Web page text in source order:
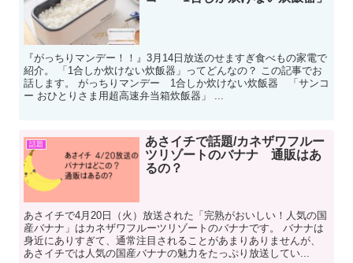
『がっちりマンデー！！』3月14日放送のせますぎ食べもの家電で
紹介。 「1合しか炊けない炊飯器」ってどんなの？ この記事でお
話します。 がっちりマンデー 1合しか炊けない炊飯器 「サンコ
ー おひとりさま用超高速弁当箱炊飯器」 ...
話題
あさイチで話題/カネザワフルー
ツリゾートのバナナ 通販はあ
るの？
あさイチで4月20日（火）放送された「完熟がおいしい！人気の国
産バナナ」はカネザワフルーツリゾートのバナナです。 バナナは
身近にありすぎて、通常注目されることがあまりありませんが、
あさイチでは人気の国産バナナの魅力をたっぷり放送してい...